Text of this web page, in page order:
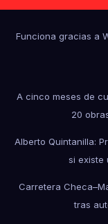
Funciona gracias a
A cinco meses de
20
Alberto Quintanilla:
si existe
Carretera
tras